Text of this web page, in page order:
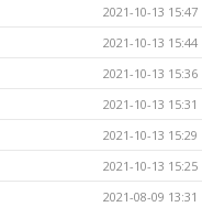
2021-10-13 15:47
2021-10-13 15:44
2021-10-13 15:36
2021-10-13 15:31
2021-10-13 15:29
2021-10-13 15:25
2021-08-09 13:31